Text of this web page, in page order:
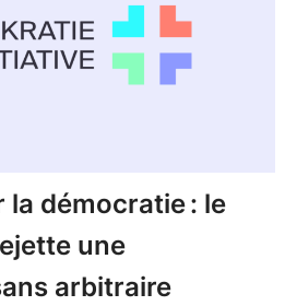
démocratie : le
une
arbitraire